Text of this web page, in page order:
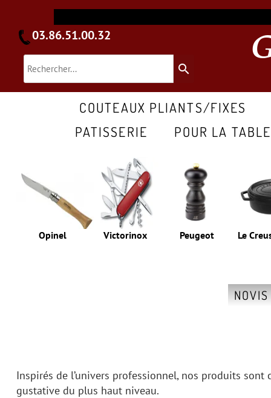
search
Peugeot Le
Victorinox
Opinel
COUTEAUX PLIANTS/FIXES
PATISSERIE
POUR LA TABLE
03.86.51.00.32
NOVIS
Inspirés de l’univers professionnel, nos produits
gustative du plus haut niveau.